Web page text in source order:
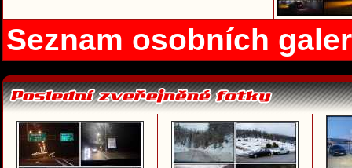
Seznam osobních